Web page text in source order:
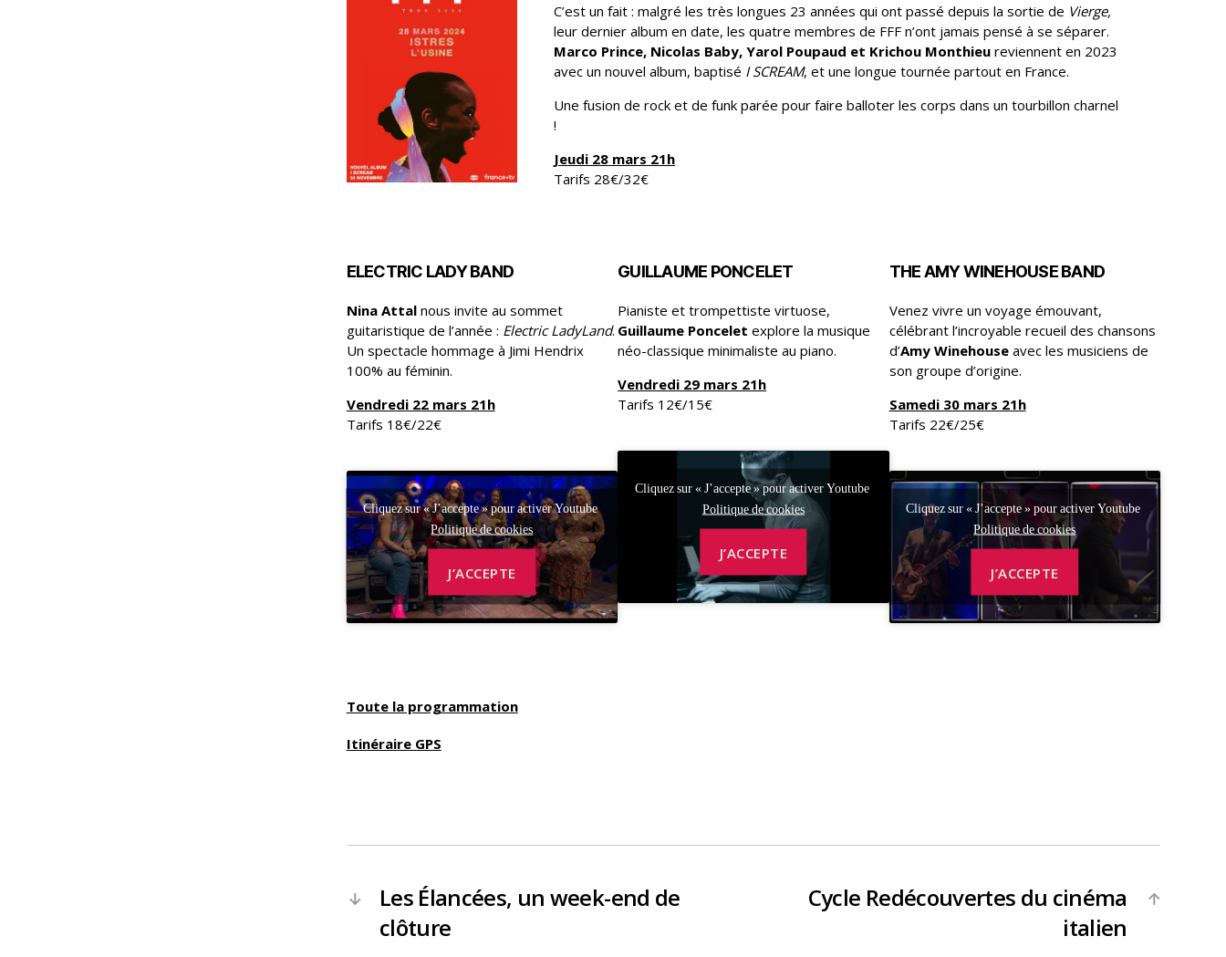
C’est un fait : malgré les très longues 23 années qui ont passé depuis la sortie de Vierge,
leur dernier album en date, les quatre membres de FFF n’ont jamais pensé à se séparer.
Marco Prince, Nicolas Baby, Yarol Poupaud et Krichou Monthieu reviennent en 2023
avec un nouvel album, baptisé I SCREAM, et une longue tournée partout en France.
Une fusion de rock et de funk parée pour faire balloter les corps dans un tourbillon charnel
!
Jeudi 28 mars 21h
Tarifs 28€/32€
ELECTRIC LADY BAND
Nina Attal nous invite au sommet
guitaristique de l’année : Electric LadyLand.
Un spectacle hommage à Jimi Hendrix
100% au féminin.
Vendredi 22 mars 21h
Tarifs 18€/22€
Cliquez sur « J’accepte » pour activer Youtube
Politique de cookies
J’ACCEPTE
GUILLAUME PONCELET
Pianiste et trompettiste virtuose,
Guillaume Poncelet explore la musique
néo-classique minimaliste au piano.
Vendredi 29 mars 21h
Tarifs 12€/15€
Cliquez sur « J’accepte » pour activer Youtube
Politique de cookies
J’ACCEPTE
THE AMY WINEHOUSE BAND
Venez vivre un voyage émouvant,
célébrant l’incroyable recueil des chansons
d’Amy Winehouseavec les musiciens de
son groupe d’origine.
Samedi 30 mars 21h
Tarifs 22€/25€
Cliquez sur « J’accepte » pour activer Youtube
Politique de cookies
J’ACCEPTE
Toute la programmation
Itinéraire GPS
←
Les Élancées, un week-end de
clôture
→
Cycle Redécouvertes du cinéma
italien